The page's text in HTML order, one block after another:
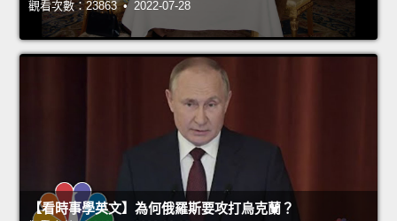
觀看次數：23863 • 2022-07-28
【看時事學英文】為何俄羅斯要攻打烏克蘭？